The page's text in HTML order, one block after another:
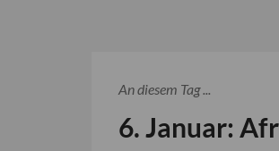
An diesem Tag ...
6. Januar: